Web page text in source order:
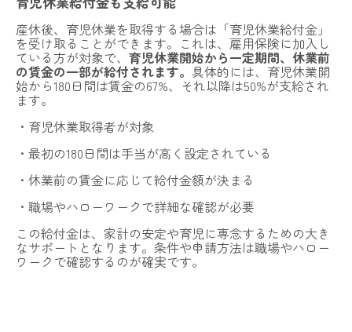
産休後、育児休業を取得する場合は「育児休業給付金」
を受け取ることができます。これは、雇用保険に加入し
ている方が対象で、 育児休業開始から一定期間、休業前
の賃金の一部が給付されます。 具体的には、育児休業開
始から180日間は賃金の67%、それ以降は50%が支給され
ます。
・育児休業取得者が対象
・最初の180日間は手当が高く設定されている
・休業前の賃金に応じて給付金額が決まる
・職場やハローワークで詳細な確認が必要
この給付金は、家計の安定や育児に専念するための大き
なサポートとなります。条件や申請方法は職場やハロー
ワークで確認するのが確実です。